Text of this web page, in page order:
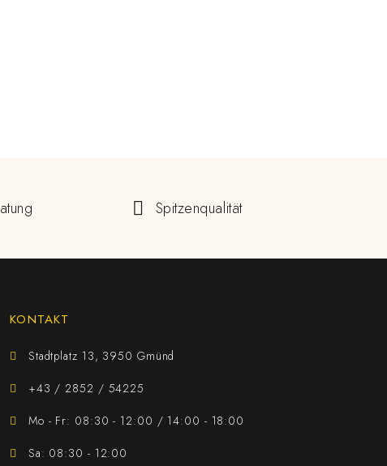
Spitzenqualität
KONTAKT
Stadtplatz 13, 3950 Gmünd
+43 / 2852 / 54225
Mo - Fr: 08:30 - 12:00 / 14:00 - 18:00
Sa: 08:30 - 12:00